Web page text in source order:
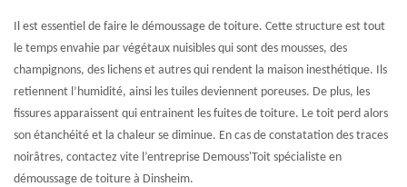
Il est essentiel de faire le démoussage de toiture. Cette structure est tout
le temps envahie par végétaux nuisibles qui sont des mousses, des
champignons, des lichens et autres qui rendent la maison inesthétique. Ils
retiennent l’humidité, ainsi les tuiles deviennent poreuses. De plus, les
fissures apparaissent qui entrainent les fuites de toiture. Le toit perd alors
son étanchéité et la chaleur se diminue. En cas de constatation des traces
noirâtres, contactez vite l’entreprise Demouss'Toit spécialiste en
démoussage de toiture à Dinsheim.